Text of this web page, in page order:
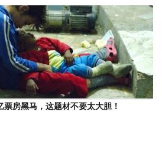
票房黑马，这题材不要太大胆！